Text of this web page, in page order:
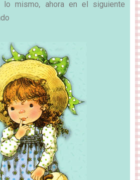
lo mismo, ahora en el siguiente